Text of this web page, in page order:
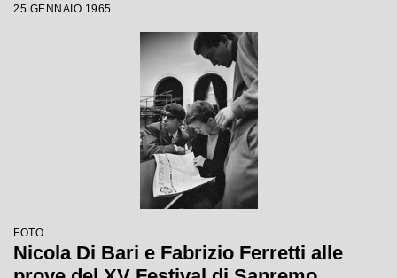
25 GENNAIO 1965
FOTO
Nicola Di Bari e Fabrizio Ferretti alle